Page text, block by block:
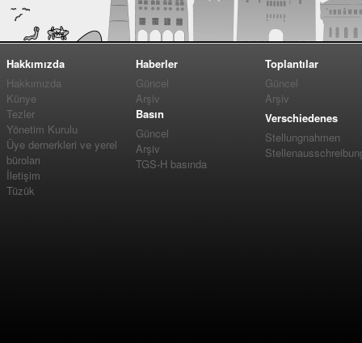
Hakkımızda
Hakkımızda
Künye
Tezler
Yönetim Kurulu
Üye dernerkleri ve yerel
büroları
İletişim
Tüzük
Haberler
Güncel
Arşiv
Basın
Güncel
Arşiv
TGS-H basında
Toplantılar
Güncel
Arşiv
Verschiedenes
Stellungnahmen